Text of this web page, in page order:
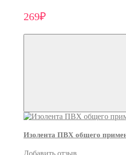
269₽
Изолента ПВХ общего
Добавить отзыв